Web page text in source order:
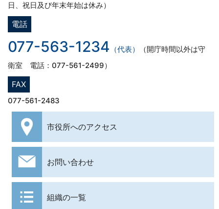
日、祝日及び年末年始は休み）
電話
077-563-1234 （代表）
（開庁時間以外は守
衛室 電話：077-561-2499）
FAX
077-561-2483
市役所へのアクセス
お問い合わせ
組織の一覧